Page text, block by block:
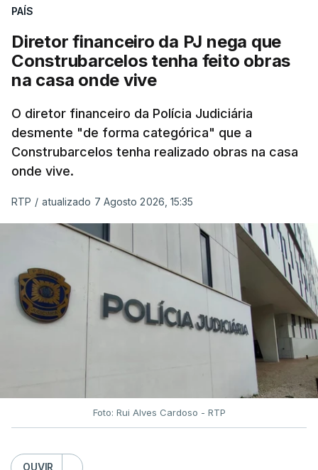
PAÍS
Diretor financeiro da PJ nega que
Construbarcelos tenha feito obras
na casa onde vive
O diretor financeiro da Polícia Judiciária
desmente "de forma categórica" que a
Construbarcelos tenha realizado obras na casa
onde vive.
RTP / atualizado 7 Agosto 2026, 15:35
Foto: Rui Alves Cardoso - RTP
OUVIR